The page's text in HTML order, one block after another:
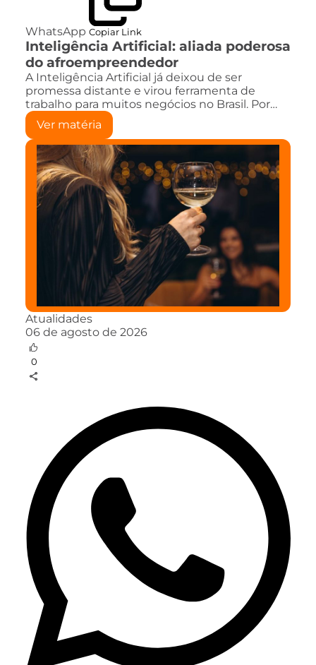
WhatsApp Copiar Link
Inteligência Artificial: aliada poderosa
do afroempreendedor
A Inteligência Artificial já deixou de ser
promessa distante e virou ferramenta de
trabalho para muitos negócios no Brasil. Por…
Ver matéria
Atualidades
06 de agosto de 2026
0